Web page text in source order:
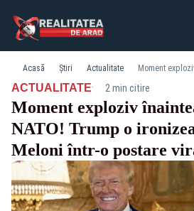
Acasă Știri Actualitate
ACTUALITATE· 2 min citire
Moment exploziv
NATO! Trump o
Meloni într-o postare